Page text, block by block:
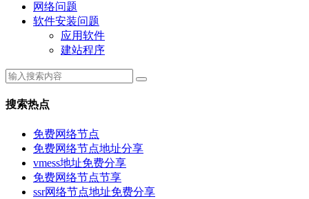
网络问题
软件安装问题
应用软件
建站程序
搜索热点
免费网络节点
免费网络节点地址分享
vmess地址免费分享
免费网络节点节享
ssr网络节点地址免费分享